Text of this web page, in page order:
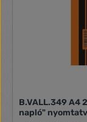
B.VALL.349 A4
napló"